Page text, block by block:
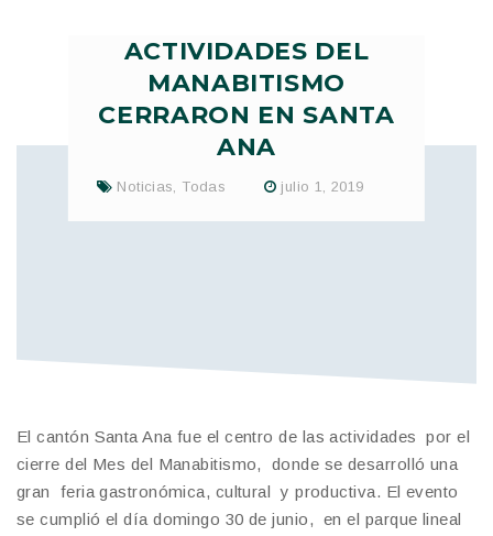
ACTIVIDADES DEL
MANABITISMO
CERRARON EN SANTA
ANA
Noticias Todas julio 1, 2019
El cantón Santa Ana fue el centro de las actividades por el
cierre del Mes del Manabitismo, donde se desarrolló una
gran feria gastronómica, cultural y productiva. El evento
se cumplió el día domingo 30 de junio, en el parque lineal